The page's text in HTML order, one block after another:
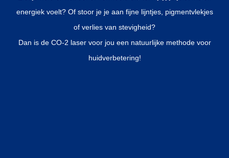
energiek voelt? Of stoor je je aan fijne lijntjes, pigmentvlekjes
of verlies van stevigheid?
Dan is de CO-2 laser voor jou een natuurlijke methode voor
huidverbetering!